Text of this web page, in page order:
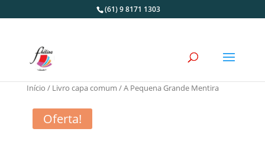
(61) 9 8171 1303
Início / Livro capa comum / A Pequena Grande Mentira
Oferta!